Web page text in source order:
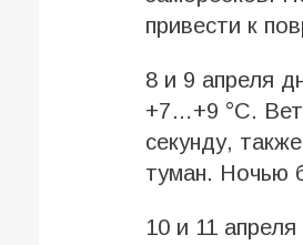
привести к
8 и 9 апреля
+7…+9 °С.
секунду,
туман. Ночью
10 и 11